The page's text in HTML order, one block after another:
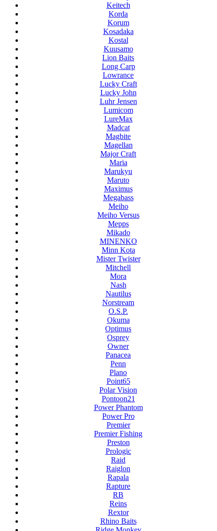
Keitech
Korda
Korum
Kosadaka
Kostal
Kuusamo
Lion Baits
Long Carp
Lowrance
Lucky Craft
Lucky John
Luhr Jensen
Lumicom
LureMax
Madcat
Magbite
Magellan
Major Craft
Maria
Marukyu
Maruto
Maximus
Megabass
Meiho
Meiho Versus
Mepps
Mikado
MINENKO
Minn Kota
Mister Twister
Mitchell
Mora
Nash
Nautilus
Norstream
O.S.P.
Okuma
Optimus
Osprey
Owner
Panacea
Penn
Plano
Point65
Polar Vision
Pontoon21
Power Phantom
Power Pro
Premier
Premier Fishing
Preston
Prologic
Raid
Raiglon
Rapala
Rapture
RB
Reins
Rextor
Rhino Baits